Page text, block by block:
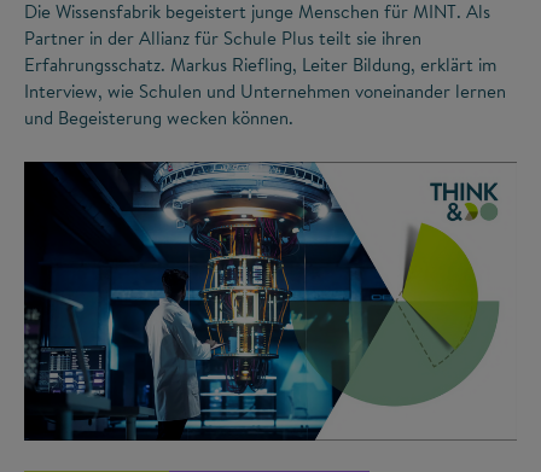
Die Wissensfabrik begeistert junge Menschen für MINT. Als
Partner in der Allianz für Schule Plus teilt sie ihren
Erfahrungsschatz. Markus Riefling, Leiter Bildung, erklärt im
Interview, wie Schulen und Unternehmen voneinander lernen
und Begeisterung wecken können.